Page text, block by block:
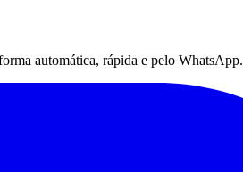
automática, rápida e pelo WhatsApp.